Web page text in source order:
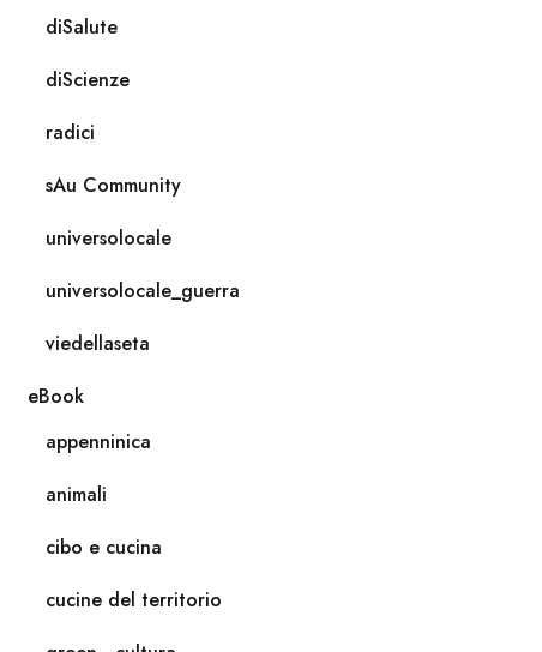
diSalute
diScienze
radici
sAu Community
universolocale
universolocale_guerra
viedellaseta
eBook
appenninica
animali
cibo e cucina
cucine del territorio